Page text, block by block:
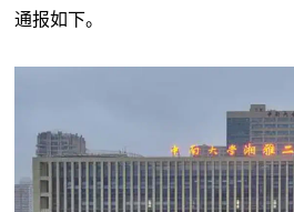
通报如下。